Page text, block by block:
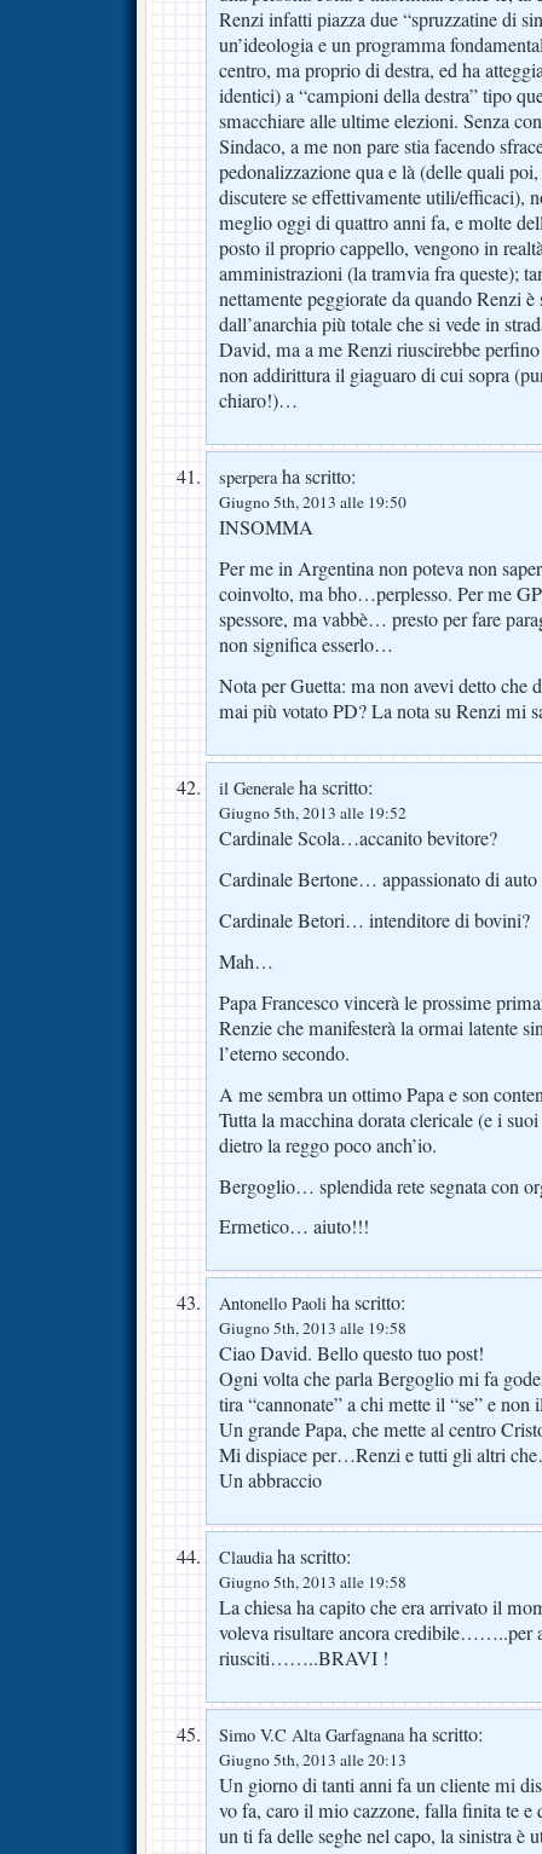
Renzi infatti piazza due “spruzzatine di
un’ideologia e un programma
centro, ma proprio di destra, ed ha
identici) a “campioni della destra” tipo
smacchiare alle ultime elezioni. Senza
Sindaco, a me non pare stia facendo
pedonalizzazione qua e là (delle quali
discutere se effettivamente utili/efficaci),
meglio oggi di quattro anni fa, e molte
posto il proprio cappello, vengono in
amministrazioni (la tramvia fra queste);
nettamente peggiorate da quando Renzi
dall’anarchia più totale che si vede in
David, ma a me Renzi riuscirebbe
non addirittura il giaguaro di cui sopra
chiaro!)…
sperperaha scritto:
Giugno 5th, 2013 alle 19:50
INSOMMA
Per me in Argentina non poteva non
coinvolto, ma bho…perplesso. Per me
spessore, ma vabbè… presto per fare
non significa esserlo…
Nota per Guetta: ma non avevi detto che
mai più votato PD? La nota su Renzi mi
il Generale ha scritto:
Giugno 5th, 2013 alle 19:52
Cardinale Scola…accanito bevitore?
Cardinale Bertone… appassionato di auto
Cardinale Betori… intenditore di bovini?
Mah…
Papa Francesco vincerà le prossime
Renzie che manifesterà la ormai latente
l’eterno secondo.
A me sembra un ottimo Papa e son
Tutta la macchina dorata clericale (e i
dietro la reggo poco anch’io.
Bergoglio… splendida rete segnata con
Ermetico… aiuto!!!
Antonello Paoli ha scritto:
Giugno 5th, 2013 alle 19:58
Ciao David. Bello questo tuo post!
Ogni volta che parla Bergoglio mi fa
tira “cannonate” a chi mette il “se” e
Un grande Papa, che mette al centro
Mi dispiace per…Renzi e tutti gli altri
Un abbraccio
Claudiaha scritto:
Giugno 5th, 2013 alle 19:58
La chiesa ha capito che era arrivato il
voleva risultare ancora credibile……..per
riusciti……..BRAVI !
Simo V.C Alta Garfagnanaha scritto:
Giugno 5th, 2013 alle 20:13
Un giorno di tanti anni fa un cliente mi
vo fa, caro il mio cazzone, falla finita te e
un ti fa delle seghe nel capo, la sinistra è